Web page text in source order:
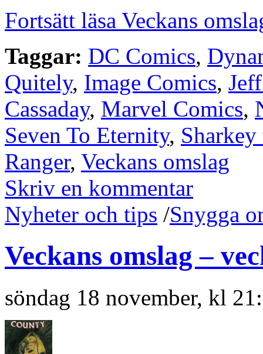
Fortsätt läsa Veckans
Taggar: DC Comics,
Quitely, Image Comics,
Cassaday, Marvel Comics,
Seven To Eternity,
Ranger, Veckans omslag
Skriv en kommentar
Nyheter och tips /Snygga
Veckans omslag –
söndag 18 november, kl